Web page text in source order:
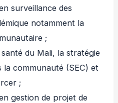
surveillance des
notamment la
;
du Mali, la stratégie
la communauté (SEC) et
;
gestion de projet de